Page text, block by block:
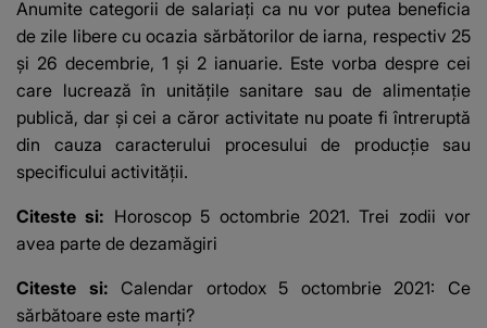
o boală gravă
Anumite categorii de salariaţi ca nu vor putea beneficia
de zile libere cu ocazia sărbătorilor de iarna, respectiv 25
şi 26 decembrie, 1 şi 2 ianuarie. Este vorba despre cei
care lucrează în unităţile sanitare sau de alimentaţie
publică, dar şi cei a căror activitate nu poate fi întreruptă
din cauza caracterului procesului de producţie sau
specificului activităţii.
Citeste si: Horoscop 5 octombrie 2021. Trei zodii vor
avea parte de dezamăgiri
Citeste si: Calendar ortodox 5 octombrie 2021: Ce
sărbătoare este marţi?